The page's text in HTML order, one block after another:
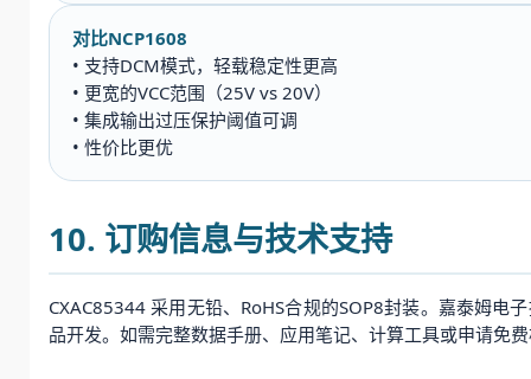
对比NCP1608
• 支持DCM模式，轻载稳定性更高
• 更宽的VCC范围（25V vs 20V）
• 集成输出过压保护阈值可调
• 性价比更优
10. 订购信息与技术支持
CXAC85344 采用无铅、RoHS合规的SOP8封装。嘉泰姆电
品开发。如需完整数据手册、应用笔记、计算工具或申请免